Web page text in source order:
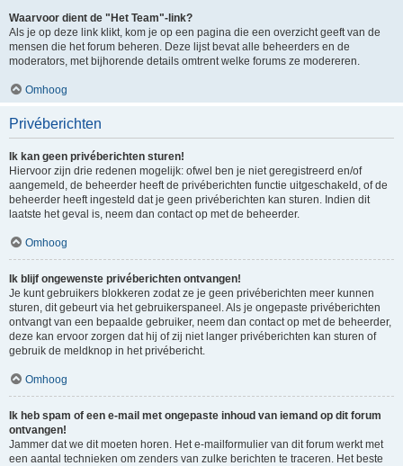
Waarvoor dient de "Het Team"-link?
Als je op deze link klikt, kom je op een pagina die een overzicht geeft van de
mensen die het forum beheren. Deze lijst bevat alle beheerders en de
moderators, met bijhorende details omtrent welke forums ze modereren.
Omhoog
Privéberichten
Ik kan geen privéberichten sturen!
Hiervoor zijn drie redenen mogelijk: ofwel ben je niet geregistreerd en/of
aangemeld, de beheerder heeft de privéberichten functie uitgeschakeld, of de
beheerder heeft ingesteld dat je geen privéberichten kan sturen. Indien dit
laatste het geval is, neem dan contact op met de beheerder.
Omhoog
Ik blijf ongewenste privéberichten ontvangen!
Je kunt gebruikers blokkeren zodat ze je geen privéberichten meer kunnen
sturen, dit gebeurt via het gebruikerspaneel. Als je ongepaste privéberichten
ontvangt van een bepaalde gebruiker, neem dan contact op met de beheerder,
deze kan ervoor zorgen dat hij of zij niet langer privéberichten kan sturen of
gebruik de meldknop in het privébericht.
Omhoog
Ik heb spam of een e-mail met ongepaste inhoud van iemand op dit forum
ontvangen!
Jammer dat we dit moeten horen. Het e-mailformulier van dit forum werkt met
een aantal technieken om zenders van zulke berichten te traceren. Het beste